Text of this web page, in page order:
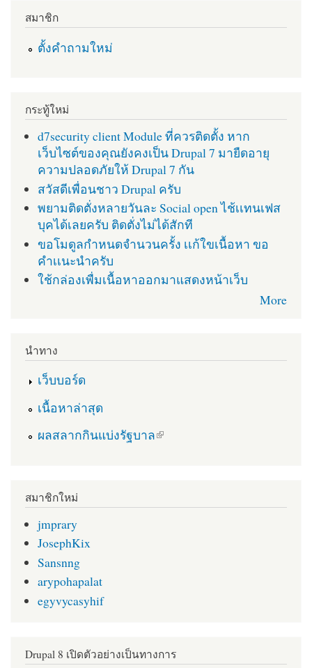
สมาชิก
ตั้งคำถามใหม่
กระทู้ใหม่
d7security client Module ที่ควรติดตั้ง หาก
เว็บไซต์ของคุณยังคงเป็น Drupal 7 มายืดอายุ
ความปลอดภัยให้ Drupal 7 กัน
สวัสดีเพื่อนชาว Drupal ครับ
พยามติดตั่งหลายวันละ Social open ไช้เเทนเฟส
บุคได้เลยครับ ติดตั่งไม่ได้สักที
ขอโมดูลกำหนดจำนวนครั้ง เเก้ใขเนื้อหา ขอ
คำเเนะนำครับ
ใช้กล่องเพื่มเนื้อหาออกมาแสดงหน้าเว็บ
More
นำทาง
เว็บบอร์ด
เนื้อหาล่าสุด
ผลสลากกินแบ่งรัฐบาล
(link is external)
สมาชิกใหม่
jmprary
JosephKix
Sansnng
arypohapalat
egyvycasyhif
Drupal 8 เปิดตัวอย่างเป็นทางการ